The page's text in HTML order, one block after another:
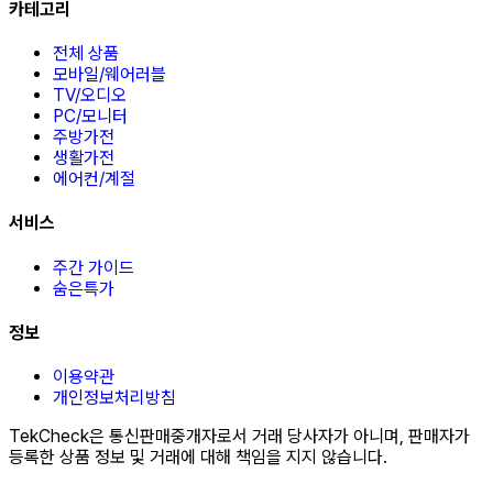
카테고리
전체 상품
모바일/웨어러블
TV/오디오
PC/모니터
주방가전
생활가전
에어컨/계절
서비스
주간 가이드
숨은특가
정보
이용약관
개인정보처리방침
TekCheck은 통신판매중개자로서 거래 당사자가 아니며, 판매자가
등록한 상품 정보 및 거래에 대해 책임을 지지 않습니다.